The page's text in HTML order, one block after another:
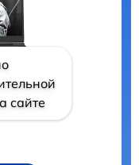
сайте